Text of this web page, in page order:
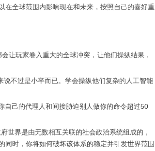
全球范围内影响现在和未来，按照自己的喜好重
玩家卷入重大的全球冲突，让他们操纵结果，
不过是小卒而已。学会操纵他们复杂的人工智能
己的代理人和间接胁迫别人做你的命令超过50
界是由无数相互关联的社会政治系统组成的，
时，你将如何破坏该体系的稳定并引发世界范围